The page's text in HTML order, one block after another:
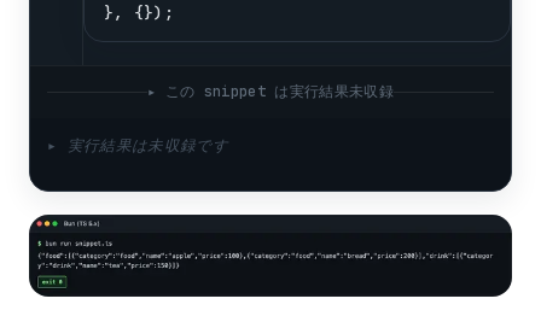
}, {});
▸ この snippet は実行結果未収録
▸ 実行結果は未収録です